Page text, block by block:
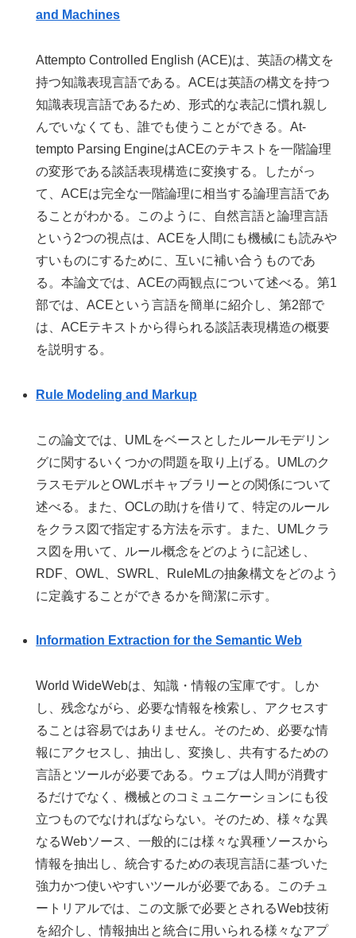
and Machines
Attempto Controlled English (ACE)は、英語の構文を
持つ知識表現言語である。ACEは英語の構文を持つ
知識表現言語であるため、形式的な表記に慣れ親し
んでいなくても、誰でも使うことができる。At-
tempto Parsing EngineはACEのテキストを一階論理
の変形である談話表現構造に変換する。したがっ
て、ACEは完全な一階論理に相当する論理言語であ
ることがわかる。このように、自然言語と論理言語
という2つの視点は、ACEを人間にも機械にも読みや
すいものにするために、互いに補い合うものであ
る。本論文では、ACEの両観点について述べる。第1
部では、ACEという言語を簡単に紹介し、第2部で
は、ACEテキストから得られる談話表現構造の概要
を説明する。
Rule Modeling and Markup
この論文では、UMLをベースとしたルールモデリン
グに関するいくつかの問題を取り上げる。UMLのク
ラスモデルとOWLボキャブラリーとの関係について
述べる。また、OCLの助けを借りて、特定のルール
をクラス図で指定する方法を示す。また、UMLクラ
ス図を用いて、ルール概念をどのように記述し、
RDF、OWL、SWRL、RuleMLの抽象構文をどのよう
に定義することができるかを簡潔に示す。
Information Extraction for the Semantic Web
World WideWebは、知識・情報の宝庫です。しか
し、残念ながら、必要な情報を検索し、アクセスす
ることは容易ではありません。そのため、必要な情
報にアクセスし、抽出し、変換し、共有するための
言語とツールが必要である。ウェブは人間が消費す
るだけでなく、機械とのコミュニケーションにも役
立つものでなければならない。そのため、様々な異
なるWebソース、一般的には様々な異種ソースから
情報を抽出し、統合するための表現言語に基づいた
強力かつ使いやすいツールが必要である。このチュ
ートリアルでは、この文脈で必要とされるWeb技術
を紹介し、情報抽出と統合に用いられる様々なアプ